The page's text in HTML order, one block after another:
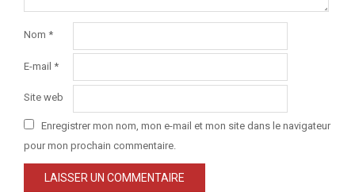
Nom *
E-mail *
Site web
Enregistrer mon nom, mon e-mail et mon site dans le navigateur
pour mon prochain commentaire.